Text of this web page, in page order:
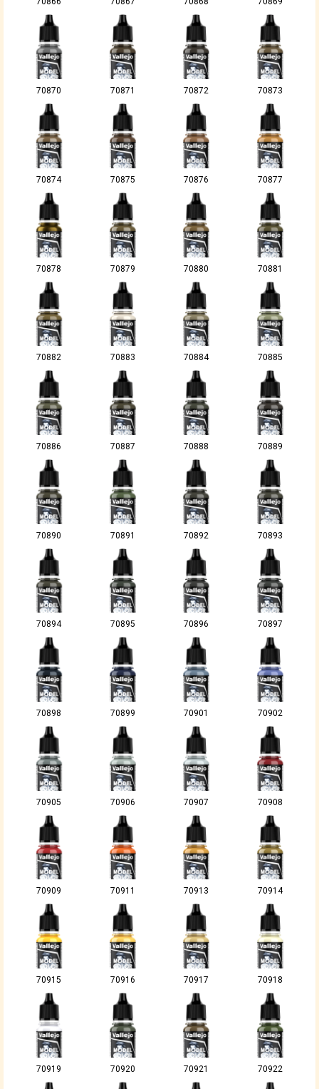
70870 70871 70872 70873
70874 70875 70876 70877
70878 70879 70880 70881
70882 70883 70884 70885
70886 70887 70888 70889
70890 70891 70892 70893
70894 70895 70896 70897
70898 70899 70901 70902
70905 70906 70907 70908
70909 70911 70913 70914
70915 70916 70917 70918
70919 70920 70921 70922